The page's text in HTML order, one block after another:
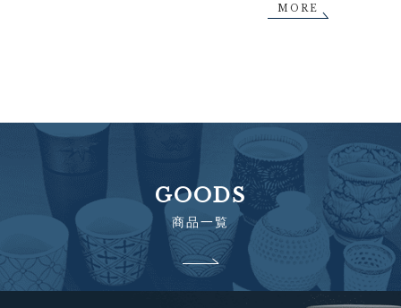
MORE
GOODS
商品一覧